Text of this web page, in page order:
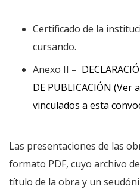
Certificado de la
cursando.
Anexo II –
DE PUBLICACIÓN
vinculados a esta
Las presentaciones de las
formato PDF, cuyo archivo
título de la obra y un